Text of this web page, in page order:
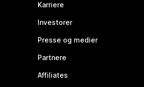
Karriere
Investorer
Presse og medier
Partnere
Affiliates